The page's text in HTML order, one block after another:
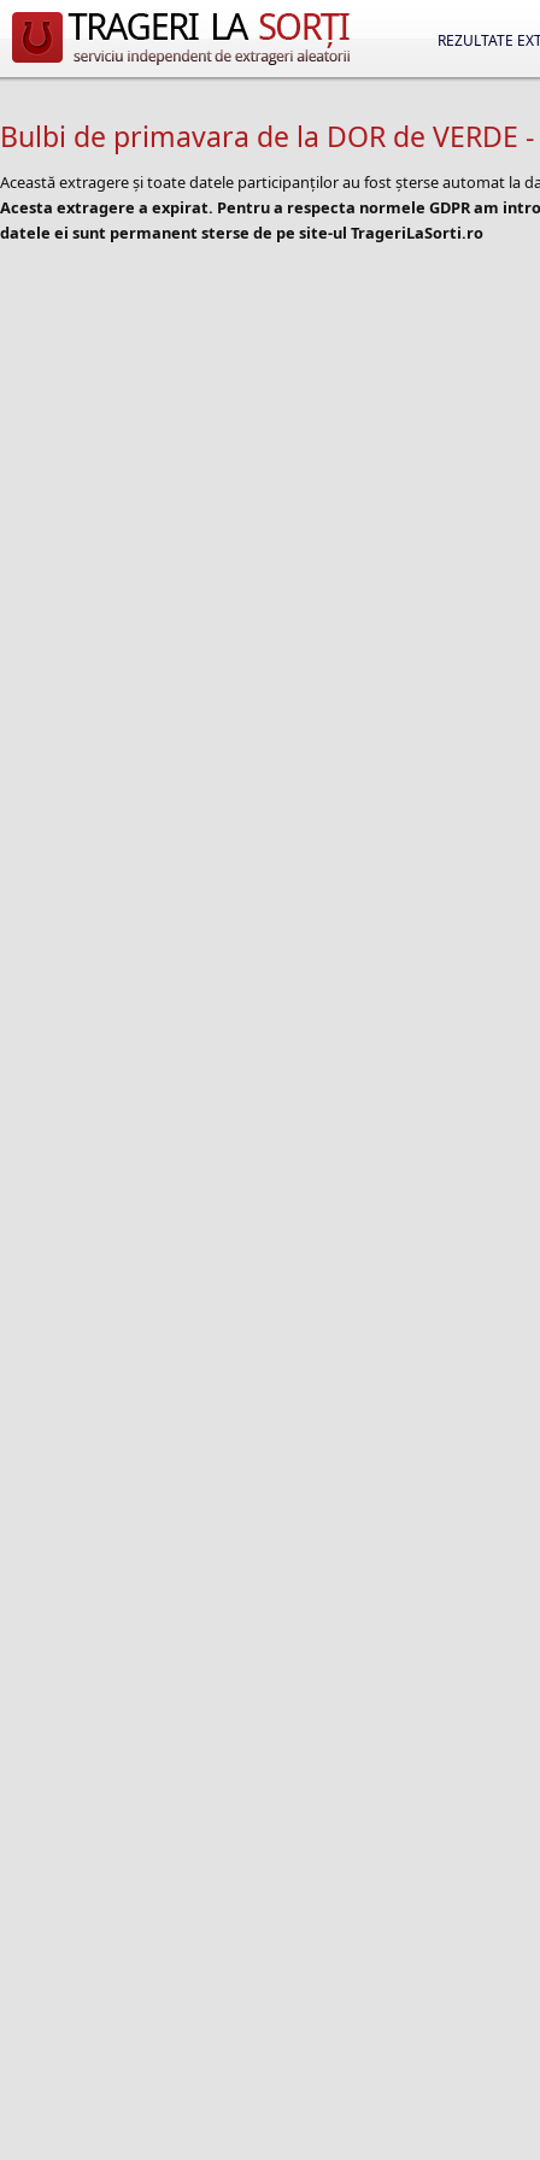
REZULTATE
Bulbi de primavara de la DOR de VERDE
Această extragere și toate datele participanților au fost șterse automat la
Acesta extragere a expirat. Pentru a respecta normele GDPR am
datele ei sunt permanent sterse de pe site-ul TrageriLaSorti.ro